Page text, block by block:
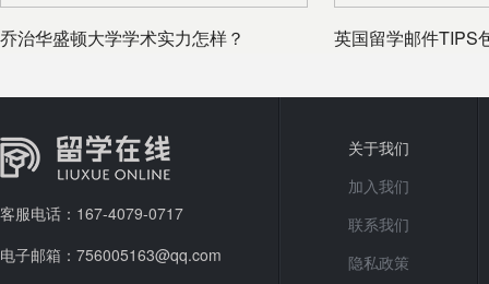
乔治华盛顿大学学术实力怎样？
英国留学邮件TIPS
客服电话：167-4079-0717
电子邮箱：756005163@qq.com
关于我们
加入我们
联系我们
隐私政策